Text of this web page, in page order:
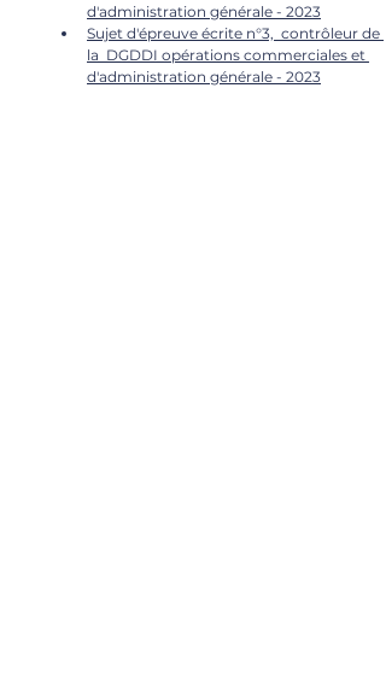
d'administration générale - 2023
Sujet d'épreuve écrite n°3,  contrôleur de
la DGDDI opérations commerciales et
d'administration générale - 2023